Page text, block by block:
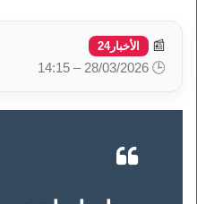
📰 الأخبار24
🕒 28/03/2026 – 14:15